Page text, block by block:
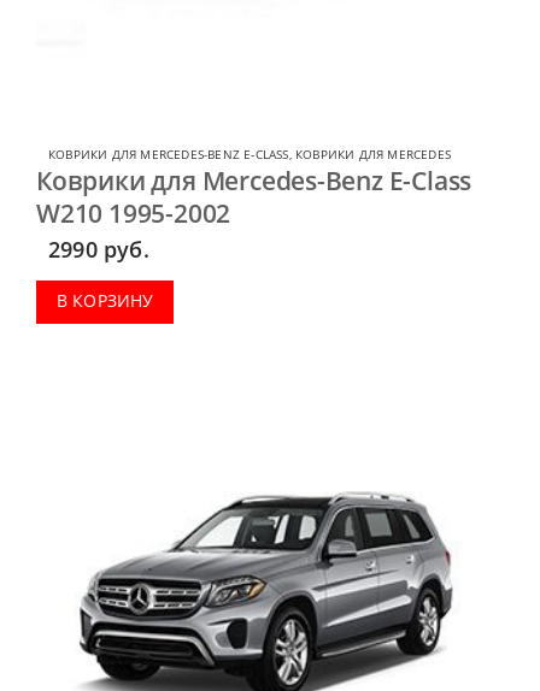
КОВРИКИ ДЛЯ MERCEDES-BENZ E-CLASS, КОВРИКИ ДЛЯ MERCEDES
Коврики для Mercedes-Benz E-Class
W210 1995-2002
2990 руб.
В КОРЗИНУ